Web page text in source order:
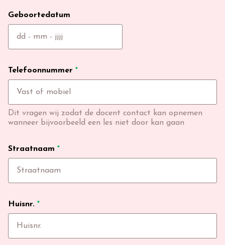
Geboortedatum
Telefoonnummer *
Dit vragen wij zodat de docent contact kan opnemen
wanneer bijvoorbeeld een les niet door kan gaan
Straatnaam *
Huisnr. *